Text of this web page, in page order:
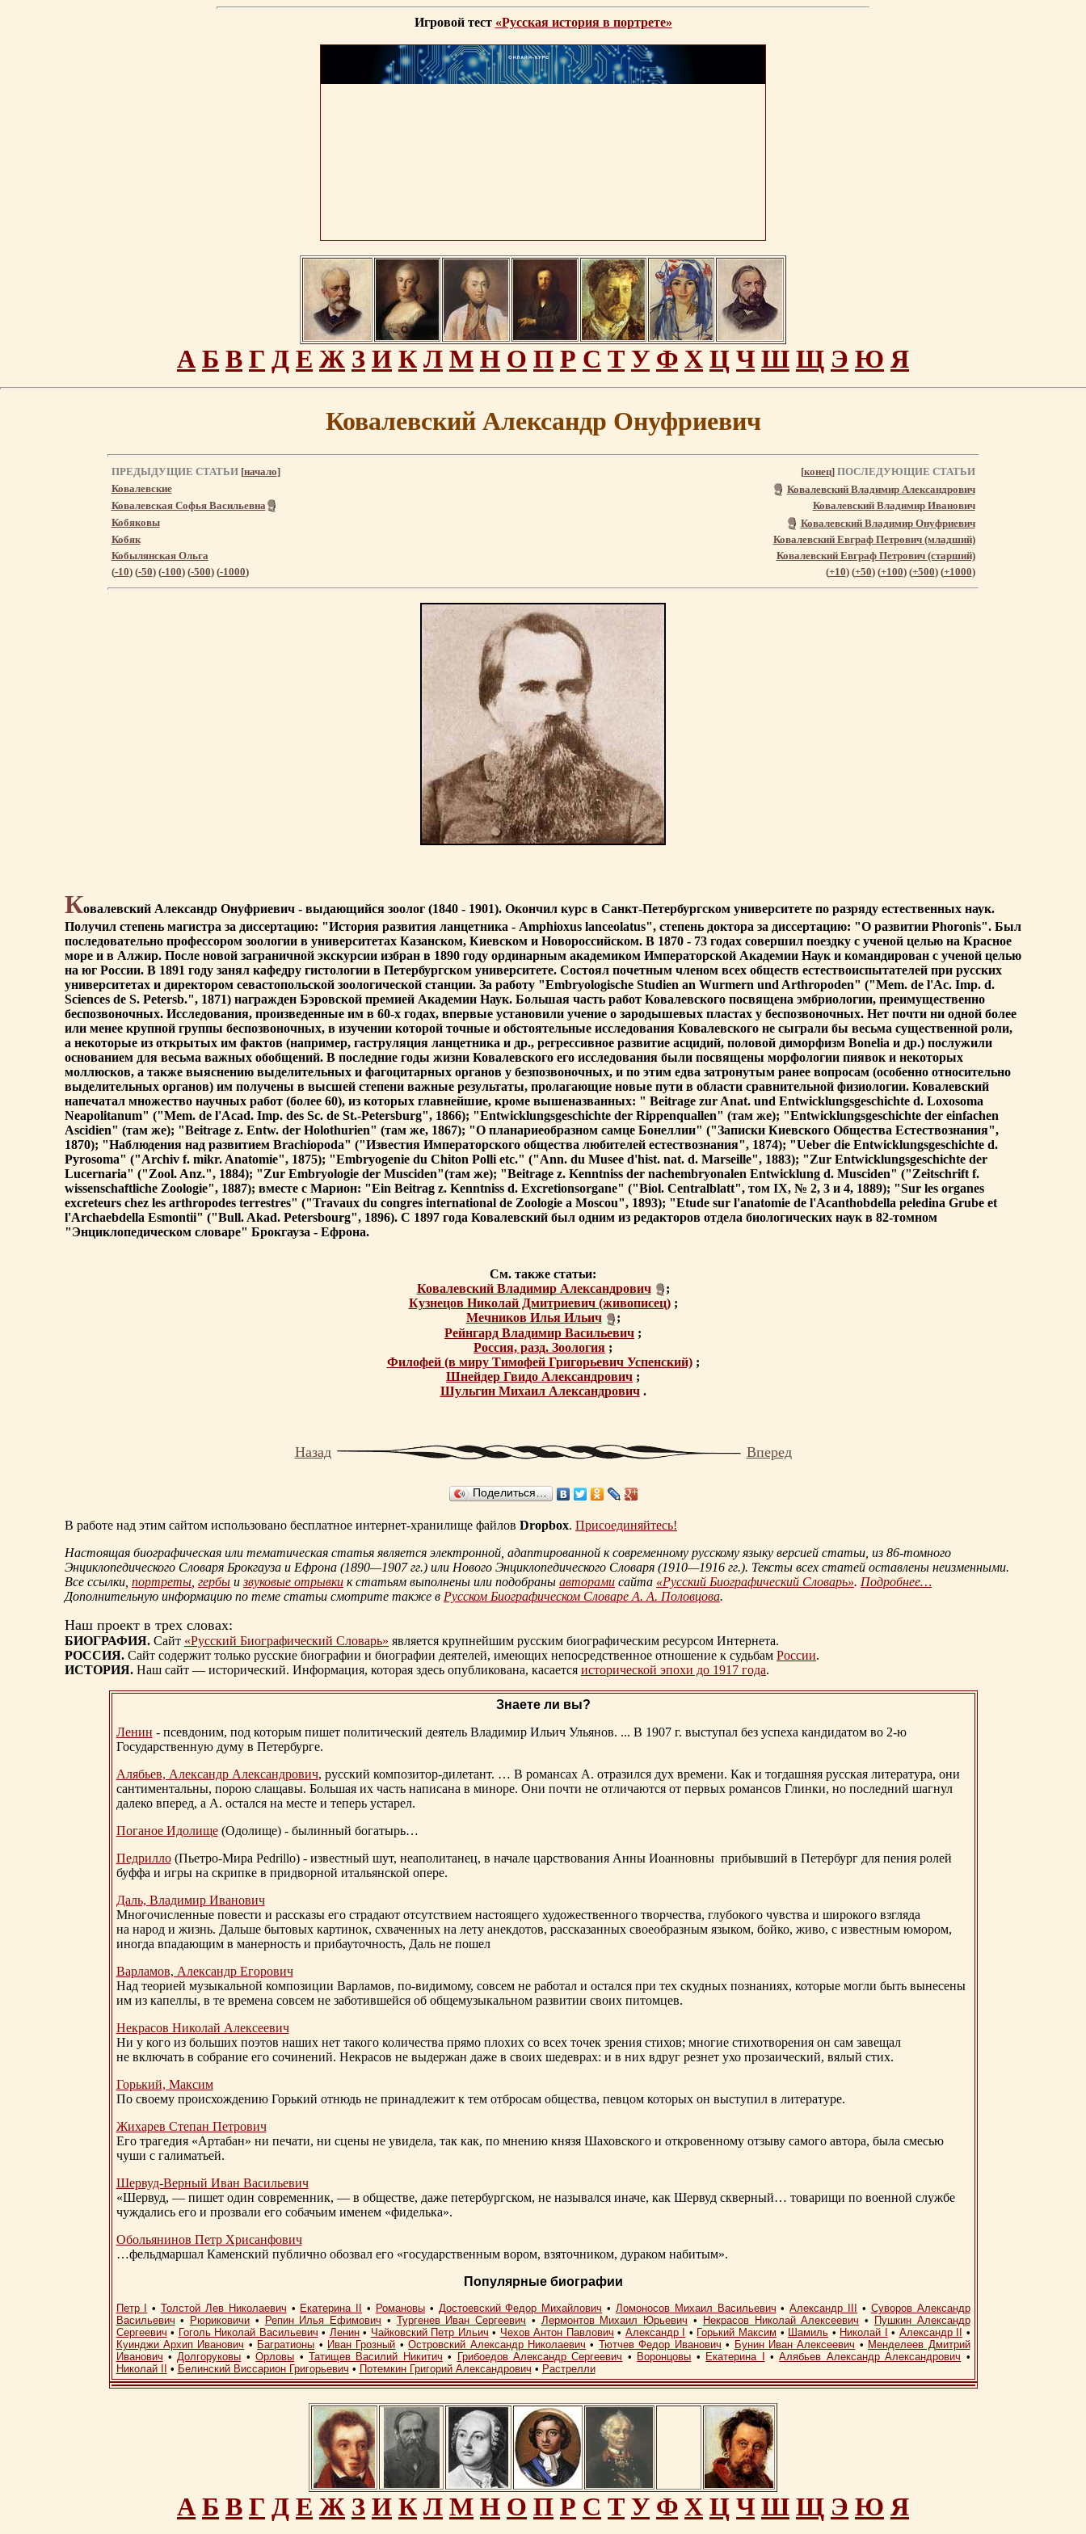
Игровой тест «Русская история в портрете»
А Б В Г Д Е Ж З И К Л М Н О П Р С Т У Ф Х Ц Ч Ш Щ Э Ю Я
Ковалевский Александр Онуфриевич
ПРЕДЫДУЩИЕ СТАТЬИ [начало] [конец]ПОСЛЕДУЮЩИЕ СТАТЬИ
Ковалевские
Ковалевский Владимир Александрович
Ковалевская Софья Васильевна
Ковалевский Владимир Иванович
Кобяковы
Ковалевский Владимир Онуфриевич
Кобяк
Ковалевский Евграф Петрович (младший)
Кобылянская Ольга
Ковалевский Евграф Петрович (старший)
(-10) (-50) (-100) (-500) (-1000) (+10) (+50) (+100) (+500) (+1000)
Ковалевский Александр Онуфриевич - выдающийся зоолог (1840 - 1901). Окончил курс в Санкт-Петербургском университете по разряду естественных наук.
Получил степень магистра за диссертацию: "История развития ланцетника - Amphioxus lanceolatus", степень доктора за диссертацию: "О развитии Phoronis". Был
последовательно профессором зоологии в университетах Казанском, Киевском и Новороссийском. В 1870 - 73 годах совершил поездку с ученой целью на Красное
море и в Алжир. После новой заграничной экскурсии избран в 1890 году ординарным академиком Императорской Академии Наук и командирован с ученой целью
на юг России. В 1891 году занял кафедру гистологии в Петербургском университете. Состоял почетным членом всех обществ естествоиспытателей при русских
университетах и директором севастопольской зоологической станции. За работу "Embryologische Studien an Wurmern und Arthropoden" ("Mem. de l'Ac. Imp. d.
Sciences de S. Petersb.", 1871) награжден Бэровской премией Академии Наук. Большая часть работ Ковалевского посвящена эмбриологии, преимущественно
беспозвоночных. Исследования, произведенные им в 60-х годах, впервые установили учение о зародышевых пластах у беспозвоночных. Нет почти ни одной более
или менее крупной группы беспозвоночных, в изучении которой точные и обстоятельные исследования Ковалевского не сыграли бы весьма существенной роли,
а некоторые из открытых им фактов (например, гаструляция ланцетника и др., регрессивное развитие асцидий, половой диморфизм Bonelia и др.) послужили
основанием для весьма важных обобщений. В последние годы жизни Ковалевского его исследования были посвящены морфологии пиявок и некоторых
моллюсков, а также выяснению выделительных и фагоцитарных органов у безпозвоночных, и по этим едва затронутым ранее вопросам (особенно относительно
выделительных органов) им получены в высшей степени важные результаты, пролагающие новые пути в области сравнительной физиологии. Ковалевский
напечатал множество научных работ (более 60), из которых главнейшие, кроме вышеназванных: " Beitrage zur Anat. und Entwicklungsgeschichte d. Loxosoma
Neapolitanum" ("Mem. de l'Acad. Imp. des Sc. de St.-Petersburg", 1866); "Entwicklungsgeschichte der Rippenquallen" (там же); "Entwicklungsgeschichte der einfachen
Ascidien" (там же); "Beitrage z. Entw. der Holothurien" (там же, 1867); "О планариеобразном самце Бонеллии" ("Записки Киевского Общества Естествознания",
1870); "Наблюдения над развитием Brachiopoda" ("Известия Императорского общества любителей естествознания", 1874); "Ueber die Entwicklungsgeschichte d.
Pyrosoma" ("Archiv f. mikr. Anatomie", 1875); "Embryogenie du Chiton Polli etc." ("Ann. du Musee d'hist. nat. d. Marseille", 1883); "Zur Entwicklungsgeschichte der
Lucernaria" ("Zool. Anz.", 1884); "Zur Embryologie der Musciden"(там же); "Beitrage z. Kenntniss der nachembryonalen Entwicklung d. Musciden" ("Zeitschrift f.
wissenschaftliche Zoologie", 1887); вместе с Марион: "Ein Beitrag z. Kenntniss d. Excretionsorgane" ("Biol. Centralblatt", том IX, № 2, 3 и 4, 1889); "Sur les organes
excreteurs chez les arthropodes terrestres" ("Travaux du congres international de Zoologie a Moscou", 1893); "Etude sur l'anatomie de l'Acanthobdella peledina Grube et
l'Archaebdella Esmontii" ("Bull. Akad. Petersbourg", 1896). С 1897 года Ковалевский был одним из редакторов отдела биологических наук в 82-томном
"Энциклопедическом словаре" Брокгауза - Ефрона.
См. также статьи:
Ковалевский Владимир Александрович
;
Кузнецов Николай Дмитриевич (живописец);
Мечников Илья Ильич
;
Рейнгард Владимир Васильевич ;
Россия, разд. Зоология ;
Филофей (в миру Тимофей Григорьевич Успенский);
Шнейдер Гвидо Александрович ;
Шульгин Михаил Александрович.
Назад Вперед
Поделиться…
В работе над этим сайтом использовано бесплатное интернет-хранилище файлов Dropbox. Присоединяйтесь!
Настоящая биографическая или тематическая статья является электронной, адаптированной к современному русскому языку версией статьи, из 86-томного
Энциклопедического Словаря Брокгауза и Ефрона (1890—1907 гг.) или Нового Энциклопедического Словаря (1910—1916 гг.). Тексты всех статей оставлены неизменными.
Все ссылки, портреты гербы и звуковые отрывки к статьям выполнены или подобраны авторами сайта «Русский Биографический Словарь». Подробнее…
Дополнительную информацию по теме статьи смотрите также в Русском Биографическом Словаре А. А. Половцова.
Наш проект в трех словах:
БИОГРАФИЯ. Сайт «Русский Биографический Словарь» является крупнейшим русским биографическим ресурсом Интернета.
РОССИЯ. Сайт содержит только русские биографии и биографии деятелей, имеющих непосредственное отношение к судьбам России.
ИСТОРИЯ. Наш сайт — исторический. Информация, которая здесь опубликована, касается исторической эпохи до 1917 года.
Знаете ли вы?
Ленин - псевдоним, под которым пишет политический деятель Владимир Ильич Ульянов. ... В 1907 г. выступал без успеха кандидатом во 2-ю
Государственную думу в Петербурге.
Алябьев, Александр Александрович, русский композитор-дилетант. … В романсах А. отразился дух времени. Как и тогдашняя русская литература, они
сантиментальны, порою слащавы. Большая их часть написана в миноре. Они почти не отличаются от первых романсов Глинки, но последний шагнул
далеко вперед, а А. остался на месте и теперь устарел.
Поганое Идолище(Одолище) - былинный богатырь…
Педрилло(Пьетро-Мира Pedrillo) - известный шут, неаполитанец, в начале царствования Анны Иоанновны прибывший в Петербург для пения ролей
буффа и игры на скрипке в придворной итальянской опере.
Даль, Владимир Иванович
Многочисленные повести и рассказы его страдают отсутствием настоящего художественного творчества, глубокого чувства и широкого взгляда
на народ и жизнь. Дальше бытовых картинок, схваченных на лету анекдотов, рассказанных своеобразным языком, бойко, живо, с известным юмором,
иногда впадающим в манерность и прибауточность, Даль не пошел
Варламов, Александр Егорович
Над теорией музыкальной композиции Варламов, по-видимому, совсем не работал и остался при тех скудных познаниях, которые могли быть вынесены
им из капеллы, в те времена совсем не заботившейся об общемузыкальном развитии своих питомцев.
Некрасов Николай Алексеевич
Ни у кого из больших поэтов наших нет такого количества прямо плохих со всех точек зрения стихов; многие стихотворения он сам завещал
не включать в собрание его сочинений. Некрасов не выдержан даже в своих шедеврах: и в них вдруг резнет ухо прозаический, вялый стих.
Горький, Максим
По своему происхождению Горький отнюдь не принадлежит к тем отбросам общества, певцом которых он выступил в литературе.
Жихарев Степан Петрович
Его трагедия «Артабан» ни печати, ни сцены не увидела, так как, по мнению князя Шаховского и откровенному отзыву самого автора, была смесью
чуши с галиматьей.
Шервуд-Верный Иван Васильевич
«Шервуд, — пишет один современник, — в обществе, даже петербургском, не назывался иначе, как Шервуд скверный… товарищи по военной службе
чуждались его и прозвали его собачьим именем «фиделька».
Обольянинов Петр Хрисанфович
…фельдмаршал Каменский публично обозвал его «государственным вором, взяточником, дураком набитым».
Популярные биографии
Петр I •Толстой Лев Николаевич • Екатерина II • Романовы• Достоевский Федор Михайлович • Ломоносов Михаил Васильевич •Александр III • Суворов Александр
Васильевич • Рюриковичи • Репин Илья Ефимович • Тургенев Иван Сергеевич • Лермонтов Михаил Юрьевич • Некрасов Николай Алексеевич •
Пушкин Александр
Сергеевич • Гоголь Николай Васильевич • Ленин• Чайковский Петр Ильич • Чехов Антон Павлович • Александр I • Горький Максим • Шамиль • Николай I • Александр II
•
Куинджи Архип Иванович • Багратионы • Иван Грозный •Островский Александр Николаевич • Тютчев Федор Иванович • Бунин Иван Алексеевич • Менделеев Дмитрий
Иванович •Долгоруковы •Орловы • Татищев Василий Никитич • Грибоедов Александр Сергеевич • Воронцовы • Екатерина I •Алябьев Александр Александрович •
Николай II
• Белинский Виссарион Григорьевич • Потемкин Григорий Александрович • Растрелли
А Б В Г Д Е Ж З И К Л М Н О П Р С Т У Ф Х Ц Ч Ш Щ Э Ю Я